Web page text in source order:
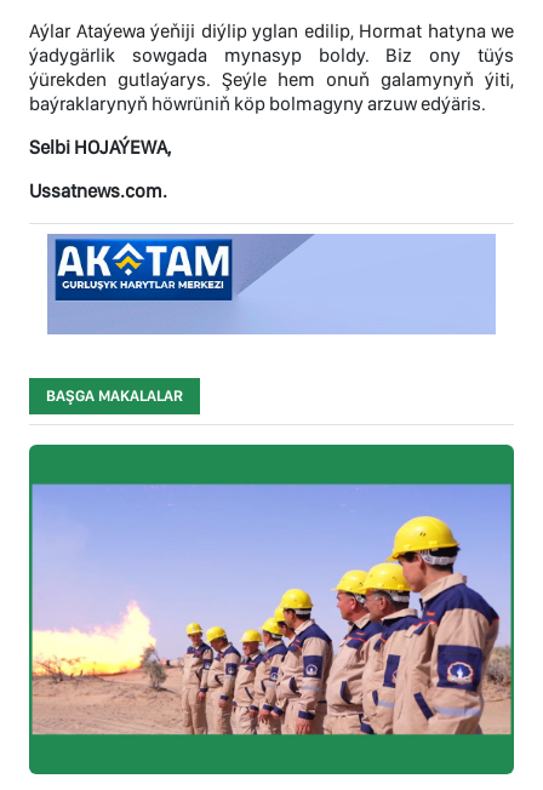
Aýlar Ataýewa ýeňiji diýlip yglan edilip, Hormat hatyna we
ýadygärlik sowgada mynasyp boldy. Biz ony tüýs
ýürekden gutlaýarys. Şeýle hem onuň galamynyň ýiti,
baýraklarynyň höwrüniň köp bolmagyny arzuw edýäris.
Selbi HOJAÝEWA,
Ussatnews.com.
BAŞGA MAKALALAR